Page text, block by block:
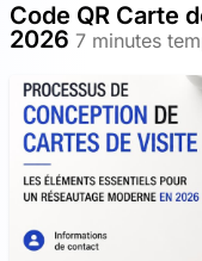
Code QR Carte
2026 7 minutes